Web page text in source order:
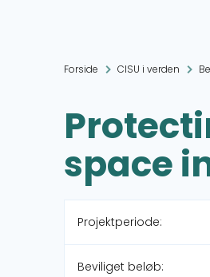
Forside CISU i verden
space
Projektperiode:
Beviliget beløb: